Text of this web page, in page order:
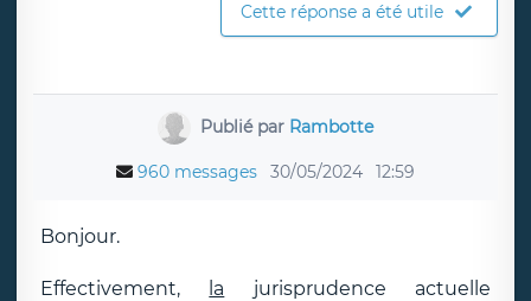
Cette réponse a été utile
Publié par Rambotte
960 messages 30/05/2024 12:59
Bonjour.
Effectivement, la jurisprudence actuelle